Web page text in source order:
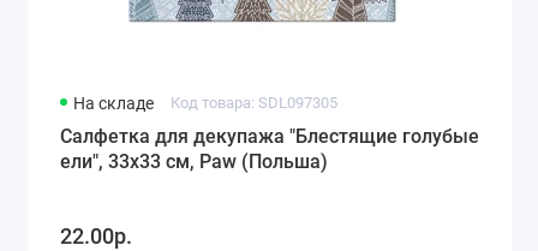
На складе Код товара: SDL097305
Салфетка для декупажа "Блестящие голубые
ели", 33х33 см, Paw (Польша)
22.00р.